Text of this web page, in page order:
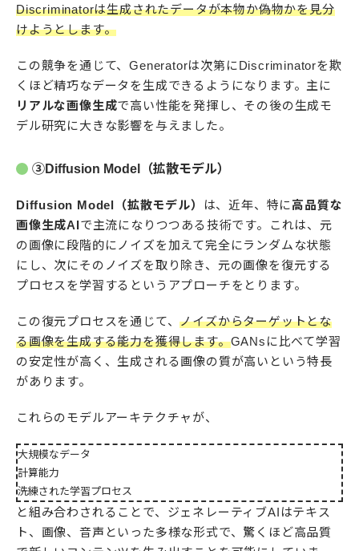
Discriminatorは生成されたデータが本物か偽物かを見分
けようとします。
この競争を通じて、Generatorは次第にDiscriminatorを欺
くほど精巧なデータを生成できるようになります。主に
リアルな画像生成で高い性能を発揮し、その後の生成モ
デル研究に大きな影響を与えました。
③Diffusion Model（拡散モデル）
Diffusion Model（拡散モデル） は、近年、特に高品質な
画像生成AIで主流になりつつある技術です。これは、元
の画像に段階的にノイズを加えて完全にランダムな状態
にし、次にそのノイズを取り除き、元の画像を復元する
プロセスを学習するというアプローチをとります。
この復元プロセスを通じて、ノイズからターゲットとな
る画像を生成する能力を獲得します。GANsに比べて学習
の安定性が高く、生成される画像の質が高いという特長
があります。
これらのモデルアーキテクチャが、
大規模なデータ
計算能力
洗練された学習プロセス
と組み合わされることで、ジェネレーティブAIはテキス
ト、画像、音声といった多様な形式で、驚くほど高品質